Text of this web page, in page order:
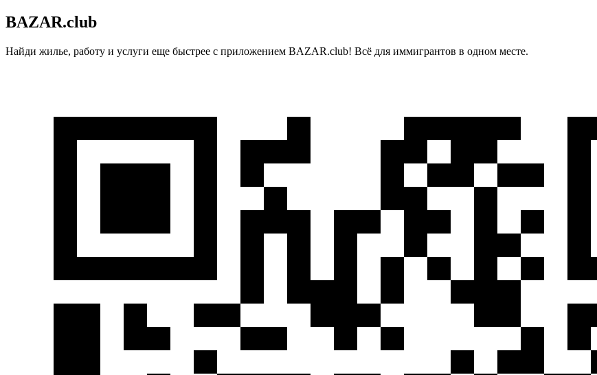
BAZAR.club
Найди жилье, работу и услуги еще быстрее с приложением BAZAR.club! Всё для иммигрантов в одном месте.